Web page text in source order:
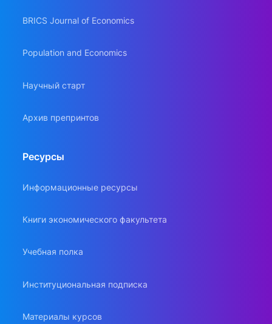
BRICS Journal of Economics
Population and Economics
Научный старт
Архив препринтов
Ресурсы
Информационные ресурсы
Книги экономического факультета
Учебная полка
Институциональная подписка
Материалы курсов